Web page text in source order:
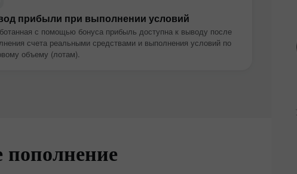
прибыли при выполнении условий
с помощью бонуса прибыль доступна к выводу после
счета реальными средствами и выполнения условий по
объему (лотам).
пополнение